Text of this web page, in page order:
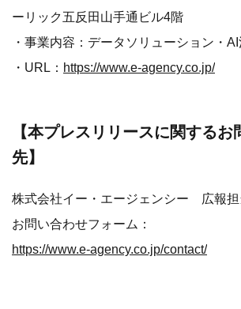
ーリック五反田山手通ビル4階
・事業内容：データソリューション・
・URL： https://www.e-agency.co.jp/
【本プレスリリースに関するお
先】
株式会社イー・エージェンシー 広報担
お問い合わせフォーム：
https://www.e-agency.co.jp/contact/